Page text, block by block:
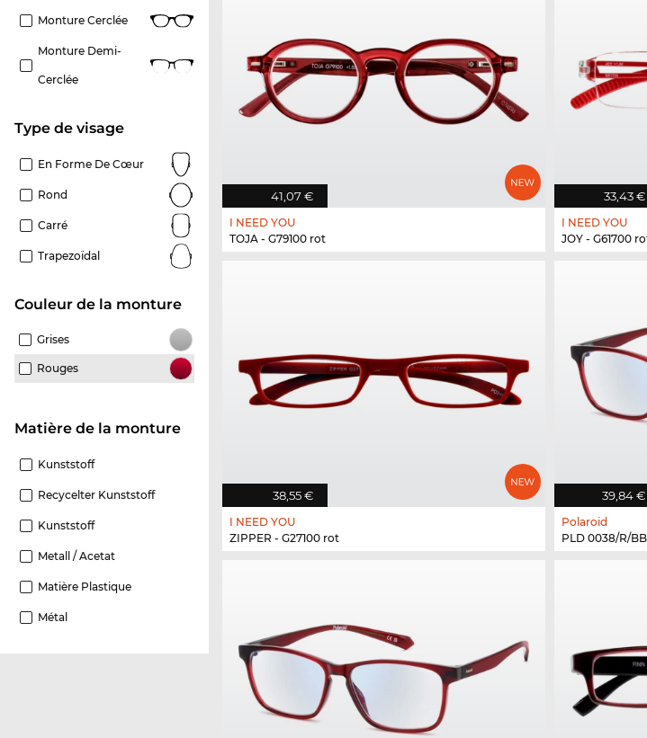
Monture Cerclée
Monture Demi-
Cerclée
Type de visage
En Forme De Cœur
Rond
Carré
Trapezoïdal
Couleur de la monture
Grises
Rouges
Matière de la monture
Kunststoff
Recycelter Kunststoff
Kunststoff
Metall / Acetat
Matière Plastique
Métal
41,07 €
I NEED YOU
TOJA - G79100 rot
33,43 €
I NEED YOU
JOY - G61700
38,55 €
I NEED YOU
ZIPPER - G27100 rot
39,84 €
Polaroid
PLD 0038/R/